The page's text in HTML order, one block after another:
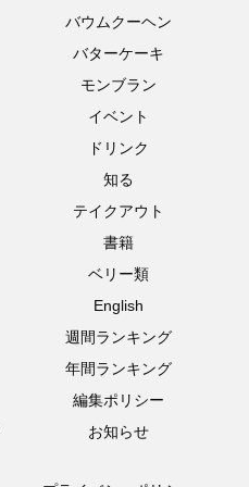
バウムクーヘン
バターケーキ
モンブラン
イベント
ドリンク
知る
テイクアウト
書籍
ベリー類
English
週間ランキング
年間ランキング
編集ポリシー
お知らせ